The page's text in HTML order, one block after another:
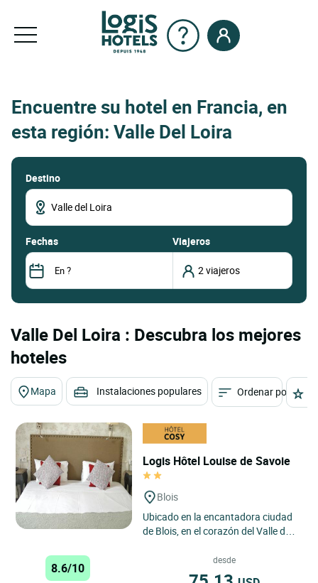
Encuentre su hotel en Francia, en
esta región: Valle Del Loira
Destino
fechas Viajeros
Valle Del Loira : Descubra los mejores
hoteles
Mapa Instalaciones populares Ordenar por
Logis Hôtel Louise de Savoie
Blois
Ubicado en la encantadora ciudad
de Blois, en el corazón del Valle del
Humanidad por la...
8.6/10
desde